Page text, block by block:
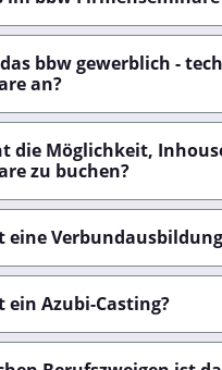
bbw gewerblich -
an?
die Möglichkeit,
zu buchen?
eine
ein Azubi-Casting?